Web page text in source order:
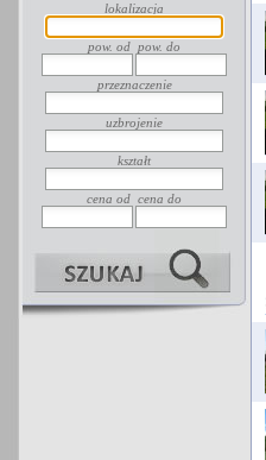
lokalizacja
pow. od pow. do
przeznaczenie
uzbrojenie
kształt
cena od cena do